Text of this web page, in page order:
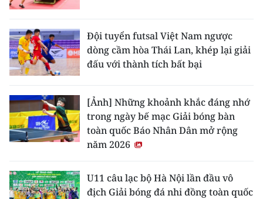
Đội tuyển futsal Việt Nam ngược
dòng cầm hòa Thái Lan, khép lại giải
đấu với thành tích bất bại
[Ảnh] Những khoảnh khắc đáng nhớ
trong ngày bế mạc Giải bóng bàn
toàn quốc Báo Nhân Dân mở rộng
năm 2026
U11 câu lạc bộ Hà Nội lần đầu vô
địch Giải bóng đá nhi đồng toàn quốc